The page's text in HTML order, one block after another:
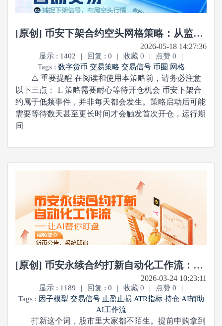
[原创] 币安下架合约空头网格策略：从监控到自动交易
2026-05-18 14:27:36
显示 : 1402 | 回复 : 0 | 收藏 0 | 点赞 0
|
Tags : 数字货币 交易策略 交易信号 币圈 网格
⚠️ 重要提醒 在阅读和使用本策略前，请务必注意
以下三点： 1. 策略需要耐心等待开仓机会 币安下架合
约属于低频事件，并非每天都会发生。策略启动后可能
需要等待数天甚至更长时间才会触发首次开仓，运行期
间
[原创] 币安永续合约打新自动化工作流：让AI替你盯盘
2026-03-24 10:23:11
显示 : 1189 | 回复 : 0 | 收藏 0 | 点赞 0
|
Tags : 因子模型 交易信号 止盈止损 ATR指标 持仓 AI辅助
AI工作流
打新这个词，股市里大家都不陌生。提前申购拿到